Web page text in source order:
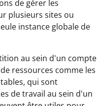
de gérer les
plusieurs sites ou
instance globale de
au sein d'un compte
ressources comme les
qui sont
de travail au sein d'un